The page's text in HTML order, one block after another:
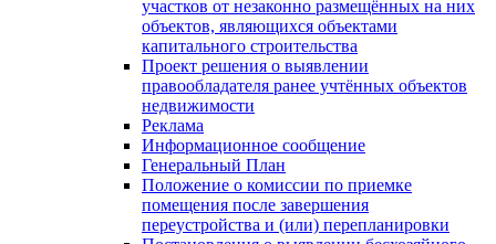
участков от незаконно размещённых на них
объектов, являющихся объектами
капитального строительства
Проект решения о выявлении
правообладателя ранее учтённых объектов
недвижимости
Реклама
Информационное сообщение
Генеральный План
Положение о комиссии по приемке
помещения после завершения
переустройства и (или) перепланировки